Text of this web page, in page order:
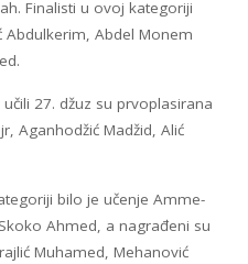
Finalisti u ovoj kategoriji
Abdulkerim, Abdel Monem
27. džuz su prvoplasirana
Aganhodžić Madžid, Alić
bilo je učenje Amme-
Ahmed, a nagrađeni su
Muhamed, Mehanović